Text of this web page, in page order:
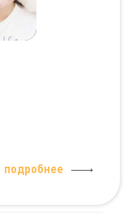
подробнее